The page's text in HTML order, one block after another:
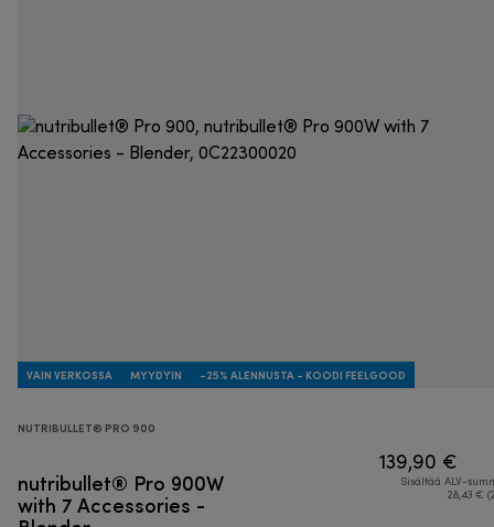
VAIN VERKOSSA MYYDYIN -25% ALENNUSTA - KOODI FEELGOOD
NUTRIBULLET® PRO 900
nutribullet® Pro 900W
with 7 Accessories -
139,90 €
Sisältää ALV-
28,43 €